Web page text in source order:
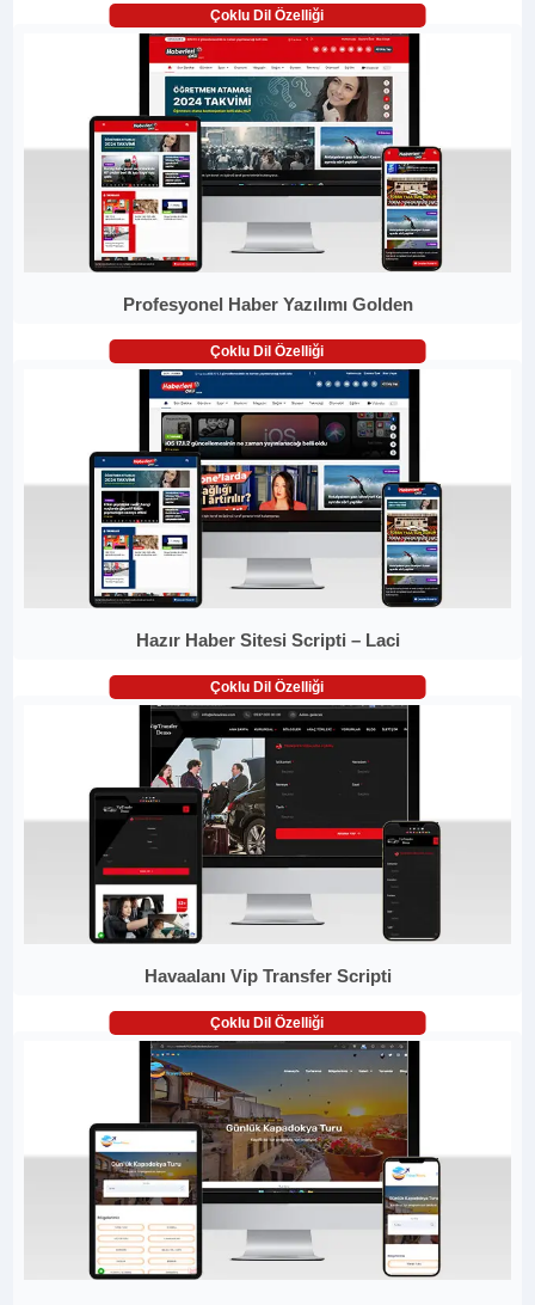
Çoklu Dil Özelliği
Profesyonel Haber Yazılımı Golden
Çoklu Dil Özelliği
Hazır Haber Sitesi Scripti – Laci
Çoklu Dil Özelliği
Havaalanı Vip Transfer Scripti
Çoklu Dil Özelliği